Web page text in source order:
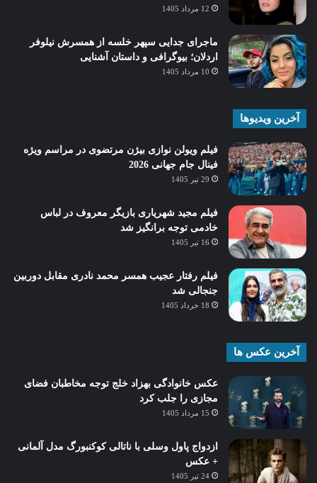
12 مرداد 1405
ماجرای جدایی سپهر خلسه از همسرش نیلوفر
اردلان؛ بیوگرافی و داستان آشنایی
10 مرداد 1405
آخرین ویدیوها
فیلم ویولن نوازی بیژن مرتضوی در مراسم ویژه
فینال جام جهانی 2026
29 تیر 1405
فیلم مجید شهریاری بازیگر معروف در لباس
خادمی توجه برانگیز شد
16 تیر 1405
فیلم رفتار عجیب همسر محمد نادری مقابل دوربین
جنجالی شد
18 خرداد 1405
آخرین عکس ها
عکس خانوادگی بهزاد خلج توجه مخاطبان فضای
مجازی را جلب کرد
15 مرداد 1405
ازدواج پاول وسلی با ناتالی کوکنبورگ مدل آلمانی
+ عکس
24 تیر 1405